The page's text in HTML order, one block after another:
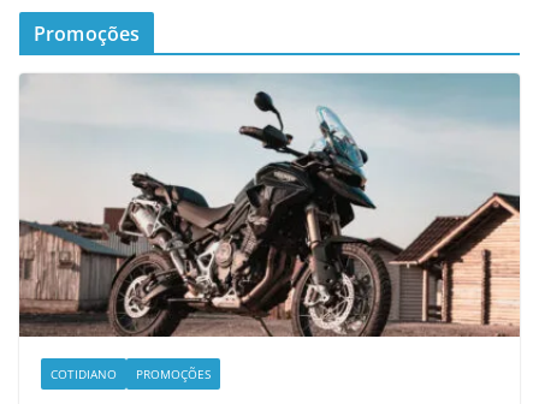
Promoções
COTIDIANO PROMOÇÕES